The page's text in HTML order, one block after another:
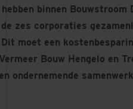
binnen Bouwstroom
zes corporaties
moet een
Bouw Hengelo en
ondernemende